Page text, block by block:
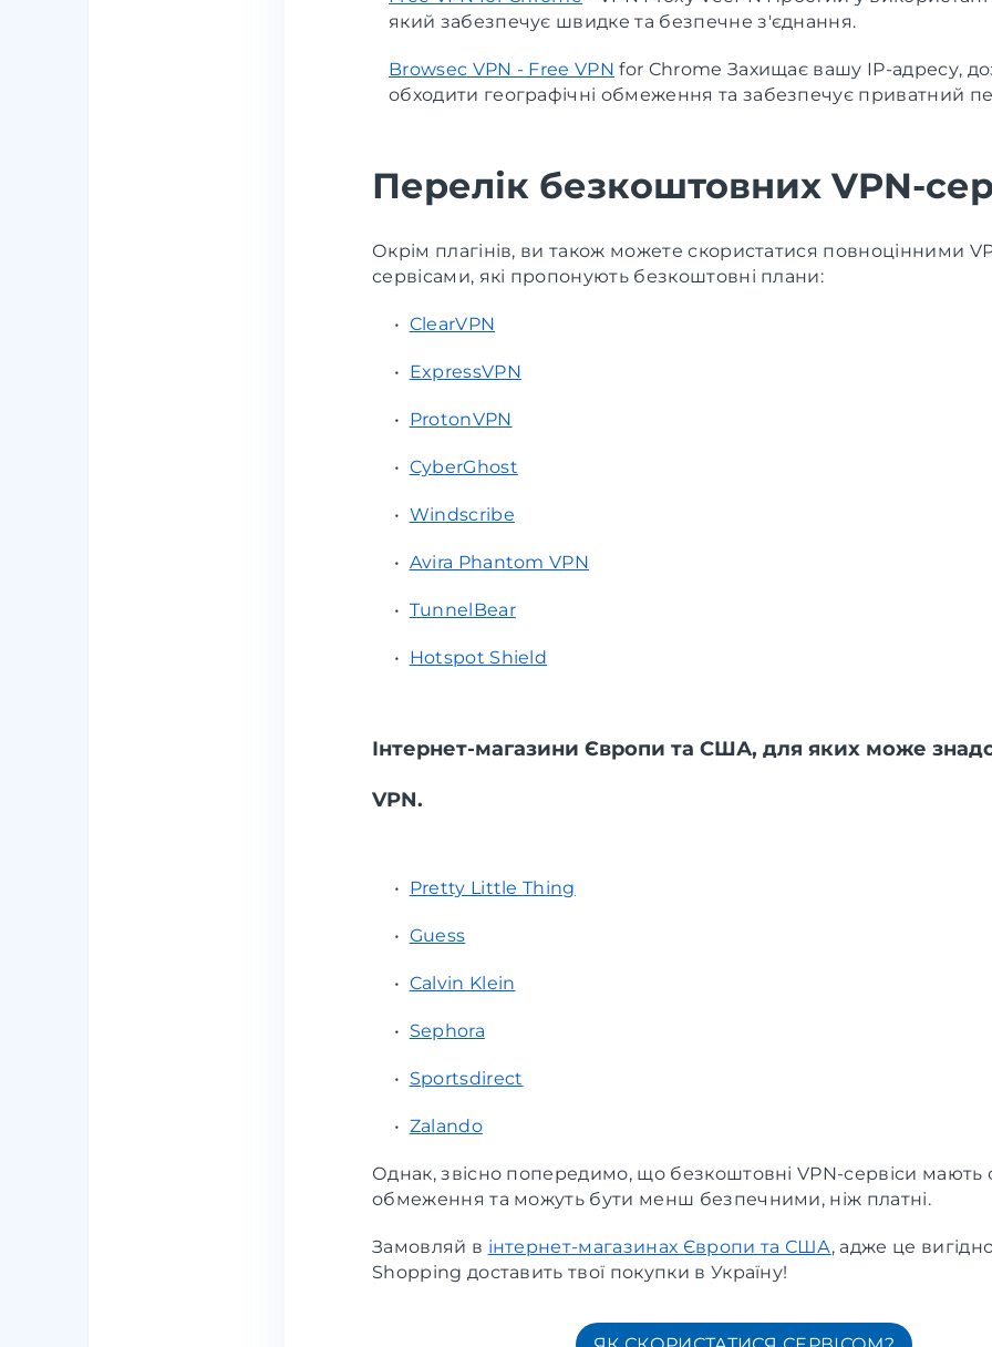
який забезпечує швидке та безпечне з'єднання.
Browsec VPN - Free VPN for Chrome Захищає вашу IP-адресу,
обходити географічні обмеження та забезпечує приватний
Перелік безкоштовних VPN-
Окрім плагінів, ви також можете скористатися повноцінними
сервісами, які пропонують безкоштовні плани:
• ClearVPN
• ExpressVPN
• ProtonVPN
• CyberGhost
• Windscribe
• Avira Phantom VPN
• TunnelBear
• Hotspot Shield
Інтернет-магазини Європи та США, для яких може
VPN.
• Pretty Little Thing
• Guess
• Calvin Klein
• Sephora
• Sportsdirect
• Zalando
Однак, звісно попередимо, що безкоштовні VPN-сервіси мають
обмеження та можуть бути менш безпечними, ніж платні.
Замовляй в інтернет-магазинах Європи та США, адже це
Shopping доставить твої покупки в Україну!